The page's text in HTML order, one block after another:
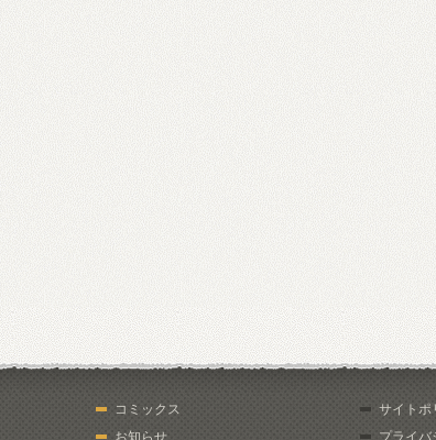
コミックス
お知らせ
サイトポ
プライバ